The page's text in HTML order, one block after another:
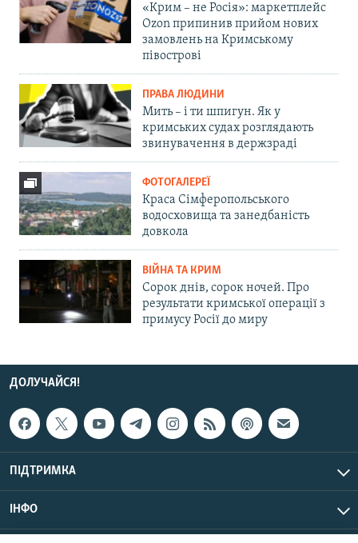
«Крим – не Росія»: маркетплейс
Ozon припинив прийом нових
замовлень на Кримському
півострові
ПРАВА ЛЮДИНИ
Мить – і ти шпигун. Як у
кримських судах розглядають
звинувачення в держзраді
ФОТОГАЛЕРЕЇ
Краса Сімферопольського
водосховища та занедбаність
довкола
ВІЙНА ТА КРИМ
Сорок днів, сорок ночей. Про
результати кримської операції з
примусу Росії до миру
ДОЛУЧАЙСЯ!
ПІДТРИМКА
ІНФО